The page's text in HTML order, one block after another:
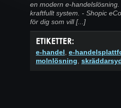
en modern e-
kraftfullt system. - Shopic
för dig som vill [...]
e-handel e-
molnlösning